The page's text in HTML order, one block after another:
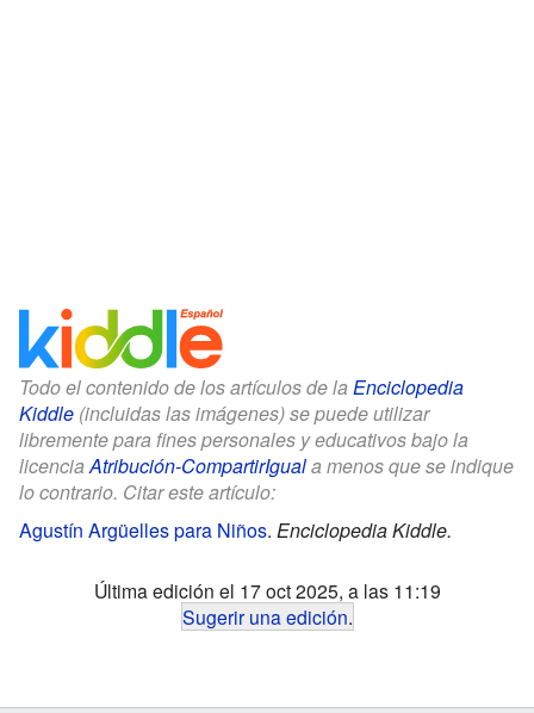
Todo el contenido de los artículos de la Enciclopedia
Kiddle (incluidas las imágenes) se puede utilizar
libremente para fines personales y educativos bajo la
licenciaAtribución-CompartirIguala menos que se indique
lo contrario. Citar este artículo:
Agustín Argüelles para Niños. Enciclopedia Kiddle.
Última edición el 17 oct 2025, a las 11:19
Sugerir una edición.